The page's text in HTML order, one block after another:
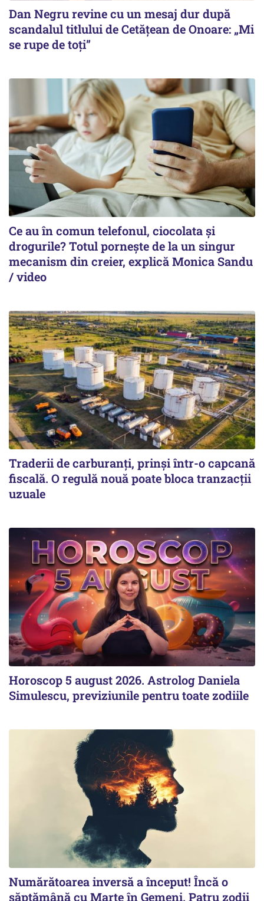
Dan Negru revine cu un mesaj dur după
scandalul titlului de Cetățean de Onoare: „Mi
se rupe de toți”
Ce au în comun telefonul, ciocolata și
drogurile? Totul pornește de la un singur
mecanism din creier, explică Monica Sandu
/ video
Traderii de carburanți, prinși într-o capcană
fiscală. O regulă nouă poate bloca tranzacții
uzuale
Horoscop 5 august 2026. Astrolog Daniela
Simulescu, previziunile pentru toate zodiile
Numărătoarea inversă a început! Încă o
săptămână cu Marte în Gemeni. Patru zodii